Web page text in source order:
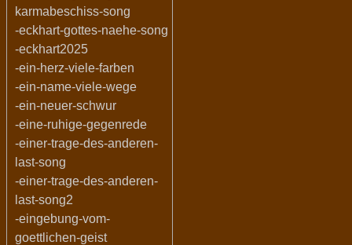
karmabeschiss-song
-eckhart-gottes-naehe-song
-eckhart2025
-ein-herz-viele-farben
-ein-name-viele-wege
-ein-neuer-schwur
-eine-ruhige-gegenrede
-einer-trage-des-anderen-
last-song
-einer-trage-des-anderen-
last-song2
-eingebung-vom-
goettlichen-geist